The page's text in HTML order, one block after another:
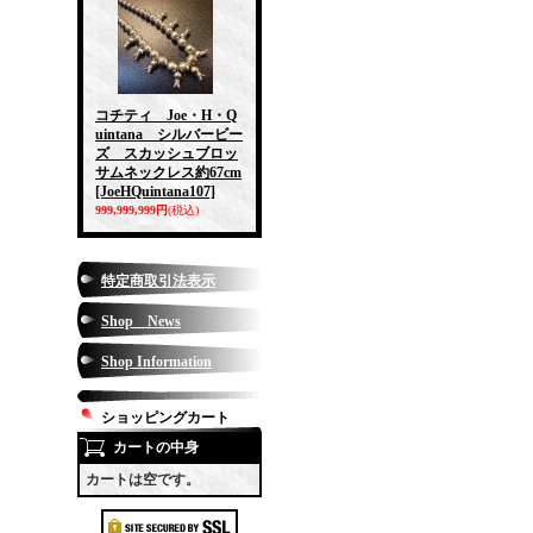
コチティ Joe・H・Q
uintana シルバービー
ズ スカッシュブロッ
サムネックレス約67cm
[JoeHQuintana107]
999,999,999円(税込)
特定商取引法表示
Shop News
Shop Information
ショッピングカート
カートの中身
カートは空です。